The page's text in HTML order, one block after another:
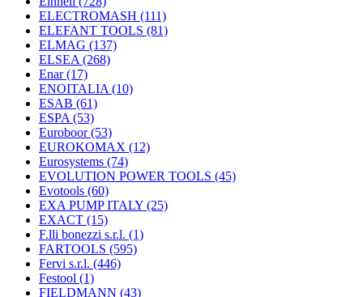
ELECTROMASH (111)
ELEFANT TOOLS (81)
ELMAG (137)
ELSEA (268)
Enar(17)
ENOITALIA (10)
ESAB (61)
ESPA (53)
Euroboor(53)
EUROKOMAX (12)
Eurosystems (74)
EVOLUTION POWER TOOLS (45)
Evotools (60)
EXA PUMP ITALY (25)
EXACT (15)
F.lli bonezzi s.r.l. (1)
FARTOOLS (595)
Fervi s.r.l. (446)
Festool (1)
FIELDMANN (43)